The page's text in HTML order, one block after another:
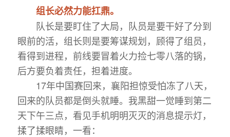
组长必然力能扛鼎。
队长是要盯住了大局，队员是要干好了分到
眼前的活，组长则是要筹谋规划，顾得了组员，
看得到进程，前线要冒着火力捡七零八落的锅，
后方要负着责任，担着进度。
17年中国赛回来，襄阳担惊受怕冻了八天，
回来的队员都是倒头就睡。我黑甜一觉睡到第二
天下午三点，看见手机明明灭灭的消息提示灯，
揉了揉眼睛，一看：